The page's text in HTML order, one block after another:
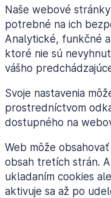
Naše webové
potrebné na ich
Analytické, funkčné
ktoré nie sú
vášho
Svoje nastavenia
prostredníctvom
dostupného na
Web môže
obsah tretích strán.
ukladaním cookies
aktivuje sa až po